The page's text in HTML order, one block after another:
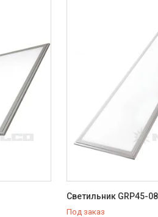
Светильник GRP45-08
Под заказ